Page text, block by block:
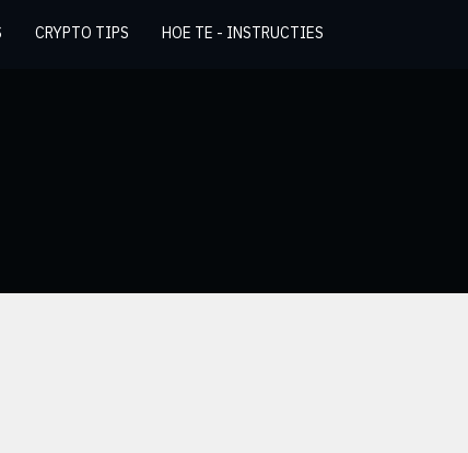
CRYPTO TIPS HOE TE - INSTRUCTIES